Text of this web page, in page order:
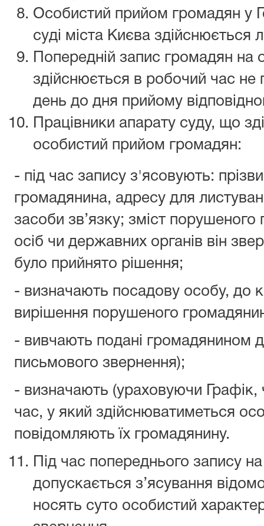
Особистий прийом громадян у
суді міста Києва
Попередній запис громадян на
здійснюється в робочий час не
день до дня прийому
Працівники апарату суду, що
особистий прийом громадян:
- під час запису з'ясовують:
громадянина, адресу для
засоби зв’язку; зміст
осіб чи державних органів він
було прийнято рішення;
- визначають посадову особу, до
вирішення порушеного
- вивчають подані громадянином
письмового звернення);
- визначають (ураховуючи Графік,
час, у який здійснюватиметься
повідомляють їх громадянину.
Під час попереднього запису
допускається з’ясування
носять суто особистий